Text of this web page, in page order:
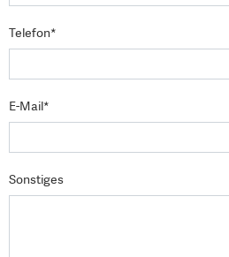
Telefon*
E-Mail*
Sonstiges